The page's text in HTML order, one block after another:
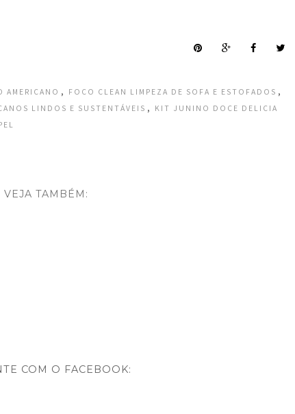
AMERICANO , FOCO CLEAN LIMPEZA DE SOFA E ESTOFADOS ,
LINDOS E SUSTENTÁVEIS ,
KIT JUNINO DOCE DELICIA
VEJA TAMBÉM:
COM O FACEBOOK: